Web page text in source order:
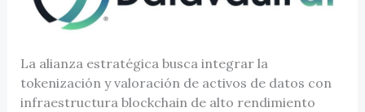
La alianza estratégica busca integrar la
tokenización y valoración de activos de datos con
infraestructura blockchain de alto rendimiento